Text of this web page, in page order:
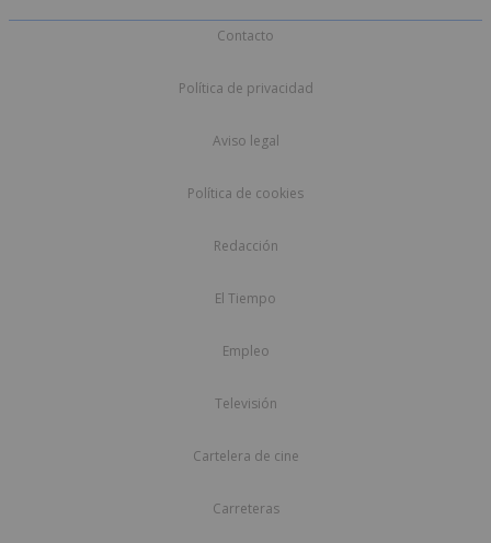
Contacto
Política de privacidad
Aviso legal
Política de cookies
Redacción
El Tiempo
Empleo
Televisión
Cartelera de cine
Carreteras